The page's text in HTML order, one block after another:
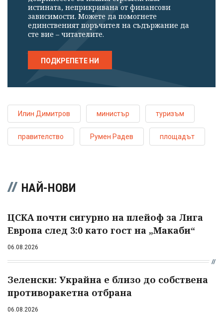
истината, неприкривана от финансови
зависимости. Можете да помогнете
единственият поръчител на съдържание да
сте вие – читателите.
ПОДКРЕПЕТЕ НИ
Илин Димитров министър туризъм
правителство Румен Радев площадът
НАЙ-НОВИ
ЦСКА почти сигурно на плейоф за Лига
Европа след 3:0 като гост на „Макаби“
06.08.2026
Зеленски: Украйна е близо до собствена
противоракетна отбрана
06.08.2026